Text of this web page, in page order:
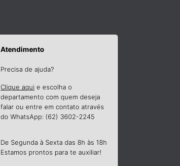
Atendimento
Precisa de ajuda?
Clique aqui e escolha o
departamento com quem deseja
falar ou entre em contato através
do WhatsApp: (62) 3602-2245
De Segunda à Sexta das 8h às 18h
Estamos prontos para te auxiliar!